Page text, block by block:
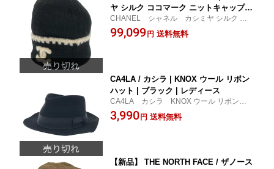
ヤ シルク ココマーク ニットキャップ
ビーニー 帽子 | ブラック/ナチュラル |
レディース
CHANEL シャネル カシミヤ シルク ココ
マーク ニットキャップ ビーニー 帽子 レ
ディース 小物 帽子 ブラック/ナチュラ
99,099 円 送料無料
CA4LA / カシラ | KNOX ウール リボン
ハット | ブラック | レディース
CA4LA カシラ KNOX ウール リボンハッ
ト レディース 小物 帽子 ブラック
おしゃれ 古着
3,990 円 送料無料
【新品】 THE NORTH FACE / ザノース